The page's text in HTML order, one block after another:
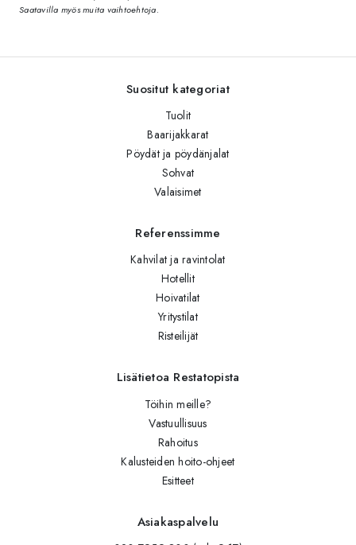
Saatavilla myös muita vaihtoehtoja.
Suositut kategoriat
Tuolit
Baarijakkarat
Pöydät ja pöydänjalat
Sohvat
Valaisimet
Referenssimme
Kahvilat ja ravintolat
Hotellit
Hoivatilat
Yritystilat
Risteilijät
Lisätietoa Restatopista
Töihin meille?
Vastuullisuus
Rahoitus
Kalusteiden hoito-ohjeet
Esitteet
Asiakaspalvelu